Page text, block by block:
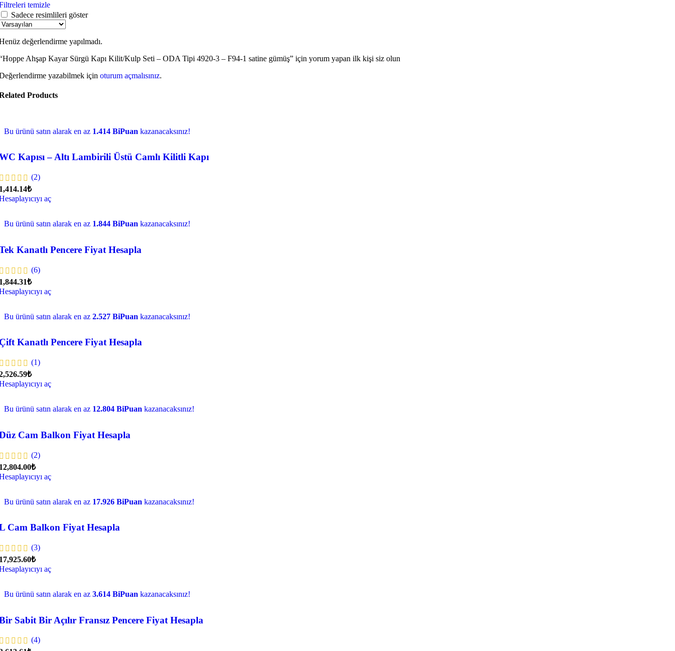
temizle
Sadece resimlileri göster
değerlendirme yapılmadı.
Ahşap Kayar Sürgü Kapı Kilit/Kulp Seti – ODA Tipi 4920-3 – F94-1 satine gümüş” için yorum yapan ilk kişi siz olun
yazabilmek için oturum açmalısınız.
Products
Bu ürünü satın alarak en az 1.414 BiPuan kazanacaksınız!
Kapısı – Altı Lambirili Üstü Camlı Kilitli Kapı
(2)
aç
Bu ürünü satın alarak en az 1.844 BiPuan kazanacaksınız!
Kanatlı Pencere Fiyat Hesapla
(6)
aç
Bu ürünü satın alarak en az 2.527 BiPuan kazanacaksınız!
Kanatlı Pencere Fiyat Hesapla
(1)
aç
Bu ürünü satın alarak en az 12.804 BiPuan kazanacaksınız!
Cam Balkon Fiyat Hesapla
(2)
aç
Bu ürünü satın alarak en az 17.926 BiPuan kazanacaksınız!
Cam Balkon Fiyat Hesapla
(3)
aç
Bu ürünü satın alarak en az 3.614 BiPuan kazanacaksınız!
Sabit Bir Açılır Fransız Pencere Fiyat Hesapla
(4)